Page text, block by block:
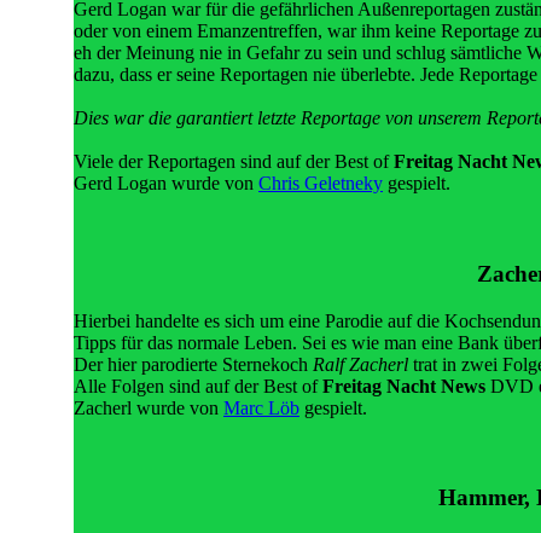
Gerd Logan war für die gefährlichen Außenreportagen
oder von einem Emanzentreffen, war ihm keine Reportage
eh der Meinung nie in Gefahr zu sein und schlug sämtliche
dazu, dass er seine Reportagen nie überlebte. Jede
Dies war die garantiert letzte Reportage von unserem
Viele der Reportagen sind auf der Best ofFreitag Nacht
Gerd Logan wurde von Chris Geletneky gespielt.
Hierbei handelte es sich um eine Parodie auf die
Tipps für das normale Leben. Sei es wie man eine Bank
Der hier parodierte Sternekoch Ralf Zacherl trat in zwei
Alle Folgen sind auf der Best ofFreitag Nacht News DVD
Zacherl wurde von Marc Löb gespielt.
Hammer,